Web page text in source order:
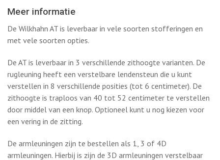
zithoogte, diepte, zithoogte, armleuningen etcetera. Wij
OFFERTE AANVRAGEN
Meer informatie
De Wilkhahn AT is leverbaar in vele soorten stofferingen en
met vele soorten opties.
De AT is leverbaar in 3 verschillende zithoogte varianten. De
verstellen in 8 verschillende posities (tot 6 centimeter). De